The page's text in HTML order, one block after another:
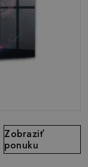
Zobraziť
ponuku